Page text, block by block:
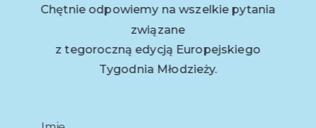
Chętnie odpowiemy na wszelkie pytania
związane
z tegoroczną edycją Europejskiego
Tygodnia Młodzieży.